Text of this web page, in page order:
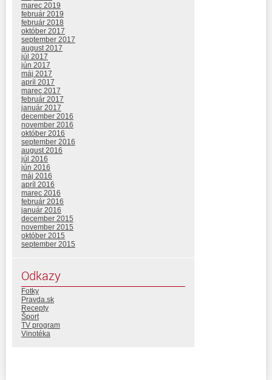
marec 2019
február 2019
február 2018
október 2017
september 2017
august 2017
júl 2017
jún 2017
máj 2017
apríl 2017
marec 2017
február 2017
január 2017
december 2016
november 2016
október 2016
september 2016
august 2016
júl 2016
jún 2016
máj 2016
apríl 2016
marec 2016
február 2016
január 2016
december 2015
november 2015
október 2015
september 2015
Odkazy
Fotky
Pravda.sk
Recepty
Šport
TV program
Vinotéka